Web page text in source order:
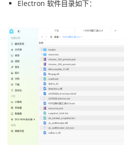
Electron 软件目录如下：